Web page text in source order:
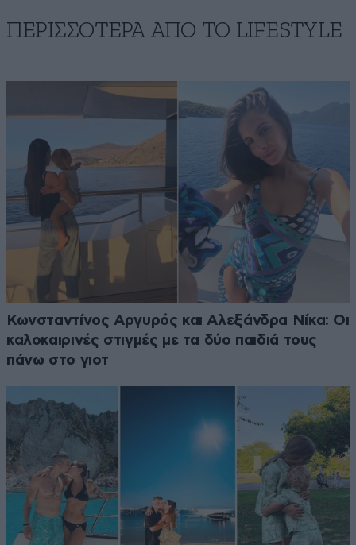
ΠΕΡΙΣΣΟΤΕΡΑ ΑΠΟ ΤΟ LIFESTYLE
Κωνσταντίνος Αργυρός και Αλεξάνδρα Νίκα: Οι
καλοκαιρινές στιγμές με τα δύο παιδιά τους
πάνω στο γιοτ